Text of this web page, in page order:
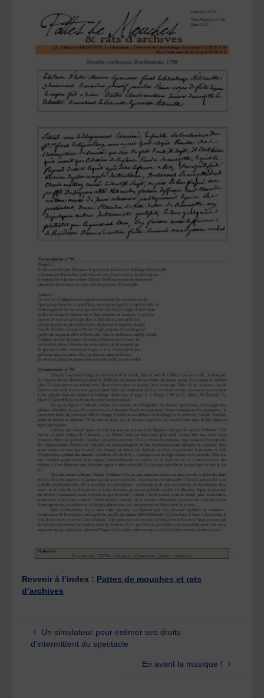
Revenir à l’index : Pattes de mouches et rats
d’archives
Un simulateur pour estimer ses droits
d’intermittent du spectacle
En avant la musique !